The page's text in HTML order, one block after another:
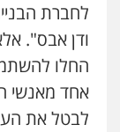
לחברת
ודן אבס".
החלו
אחד מאנשי
לבטל את